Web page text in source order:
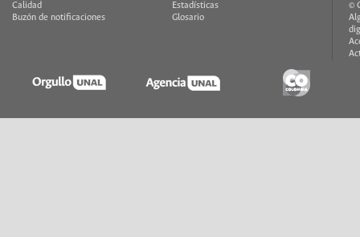
Calidad
Buzón de notificaciones
Estadísticas
Glosario
©